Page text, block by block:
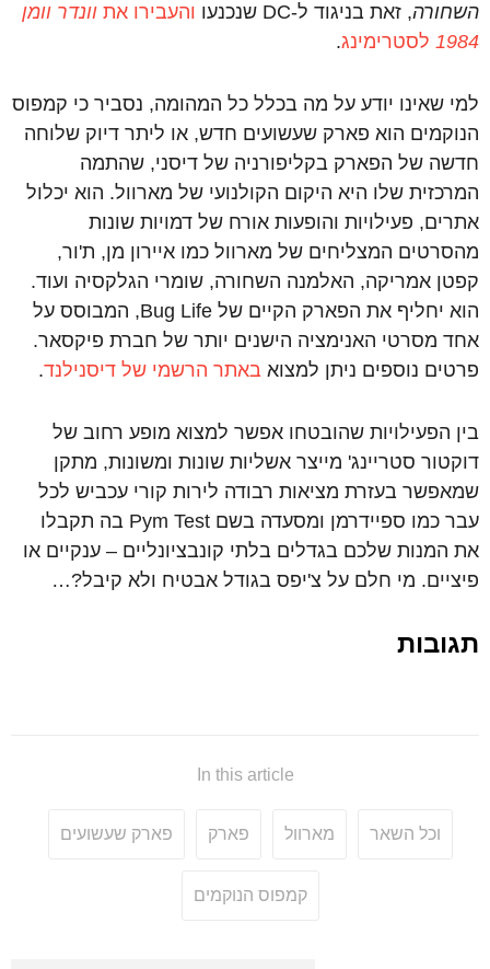
השחורה, זאת בניגוד ל-DC שנכנעו והעבירו את וונדר וומן
1984 לסטרימינג.
למי שאינו יודע על מה בכלל כל המהומה, נסביר כי קמפוס
הנוקמים הוא פארק שעשועים חדש, או ליתר דיוק שלוחה
חדשה של הפארק בקליפורניה של דיסני, שהתמה
המרכזית שלו היא היקום הקולנועי של מארוול. הוא יכלול
אתרים, פעילויות והופעות אורח של דמויות שונות
מהסרטים המצליחים של מארוול כמו איירון מן, ת'ור,
קפטן אמריקה, האלמנה השחורה, שומרי הגלקסיה ועוד.
הוא יחליף את הפארק הקיים של Bug Life, המבוסס על
אחד מסרטי האנימציה הישנים יותר של חברת פיקסאר.
פרטים נוספים ניתן למצוא באתר הרשמי של דיסנילנד.
בין הפעילויות שהובטחו אפשר למצוא מופע רחוב של
דוקטור סטריינג' מייצר אשליות שונות ומשונות, מתקן
שמאפשר בעזרת מציאות רבודה לירות קורי עכביש לכל
עבר כמו ספיידרמן ומסעדה בשם Pym Test בה תקבלו
את המנות שלכם בגדלים בלתי קונבציונליים – ענקיים או
פיציים. מי חלם על צ'יפס בגודל אבטיח ולא קיבל?…
תגובות
In this article
וכל השאר מארוול פארק פארק שעשועים
קמפוס הנוקמים